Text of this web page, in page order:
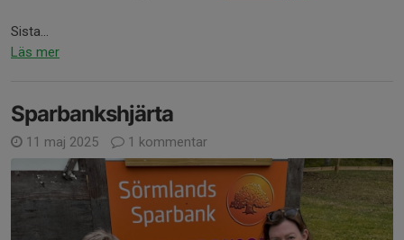
Sista...
Läs mer
Sparbankshjärta
11 maj 2025 1 kommentar